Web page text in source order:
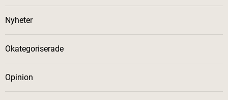
Nyheter
Okategoriserade
Opinion